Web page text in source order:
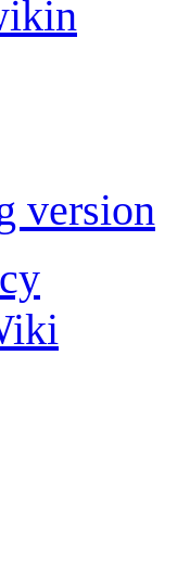
version